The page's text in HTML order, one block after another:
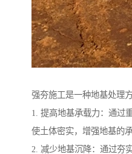
强夯施工是一种地基处理
1. 提高地基承载力：通过
使土体密实，增强地基的承
2. 减少地基沉降：通过夯